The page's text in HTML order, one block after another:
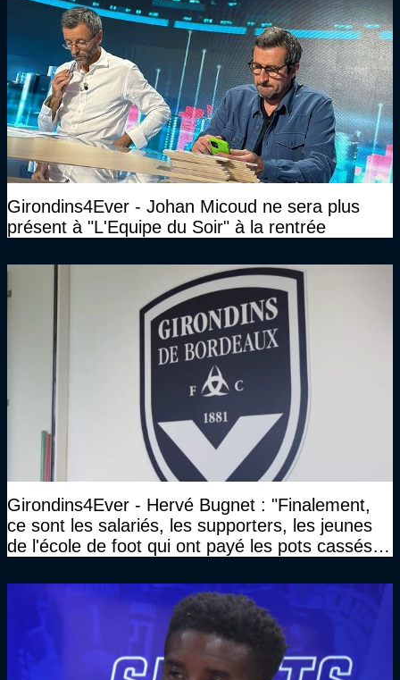
Girondins4Ever - Johan Micoud ne sera plus
présent à "L'Equipe du Soir" à la rentrée
Girondins4Ever - Hervé Bugnet : "Finalement,
ce sont les salariés, les supporters, les jeunes
de l'école de foot qui ont payé les pots cassés